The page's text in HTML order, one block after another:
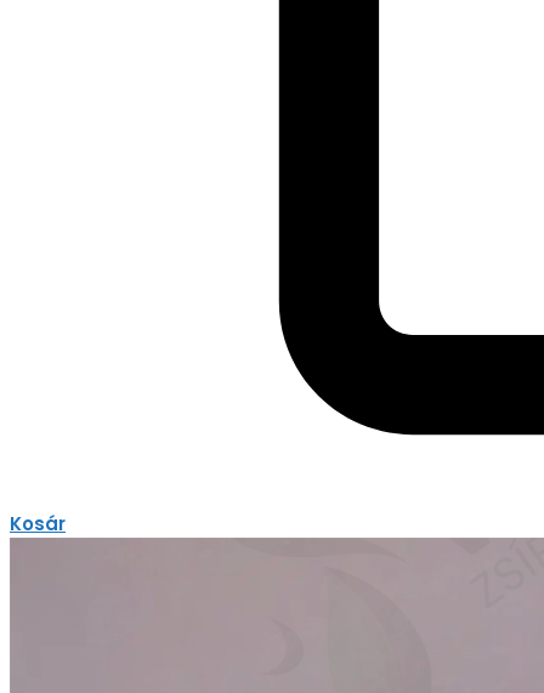
Kosár